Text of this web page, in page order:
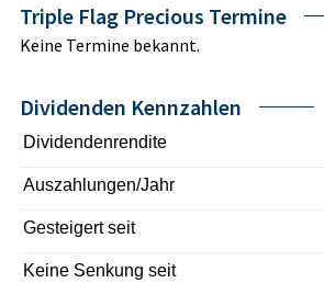
Triple Flag Precious Termine
Keine Termine bekannt.
Dividenden Kennzahlen
Dividendenrendite
Auszahlungen/Jahr
Gesteigert seit
Keine Senkung seit